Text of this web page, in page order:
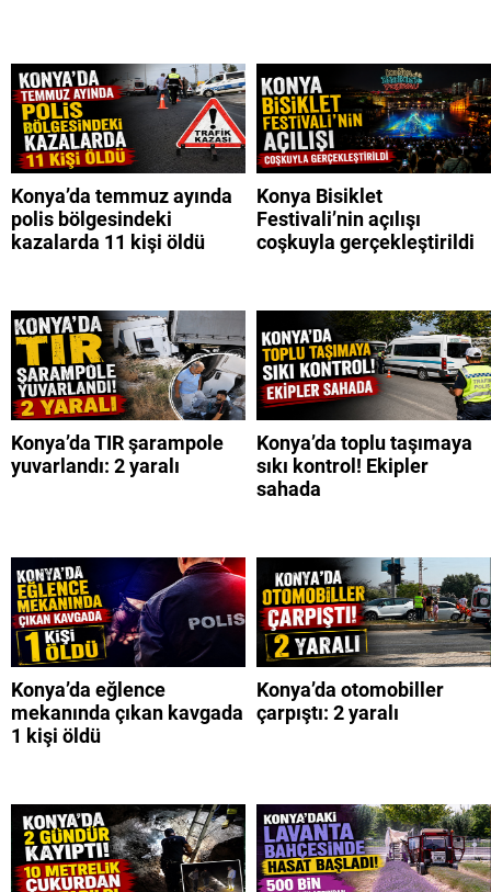
Konya’da temmuz ayında
polis bölgesindeki
kazalarda 11 kişi öldü
Konya Bisiklet
Festivali’nin açılışı
coşkuyla gerçekleştirildi
Konya’da TIR şarampole
yuvarlandı: 2 yaralı
Konya’da toplu taşımaya
sıkı kontrol! Ekipler
sahada
Konya’da eğlence
mekanında çıkan kavgada
1 kişi öldü
Konya’da otomobiller
çarpıştı: 2 yaralı